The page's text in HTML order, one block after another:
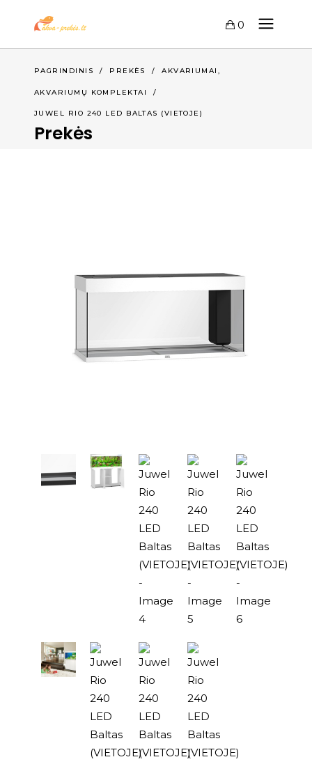
0
PAGRINDINIS / PREKĖS /AKVARIUMAI ,
AKVARIUMŲ KOMPLEKTAI /
JUWEL RIO 240 LED BALTAS (VIETOJE)
Prekės